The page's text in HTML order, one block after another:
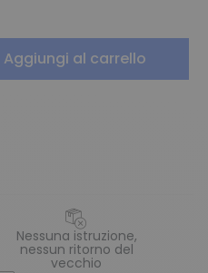
Aggiungi al carrello
Nessuna istruzione,
nessun ritorno del
vecchio